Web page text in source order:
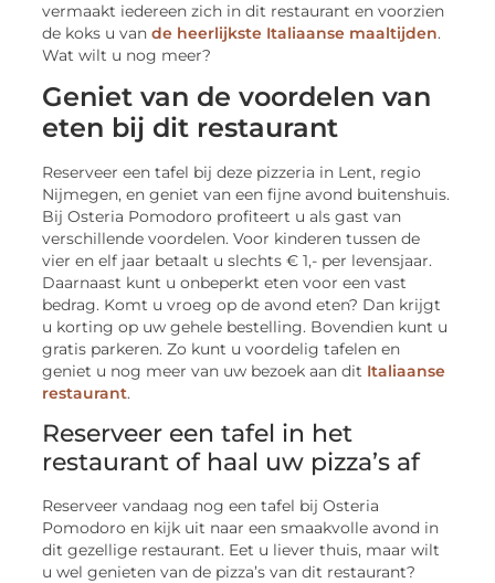
vermaakt iedereen zich in dit restaurant en voorzien
de koks u vande heerlijkste Italiaanse maaltijden.
Wat wilt u nog meer?
Geniet van de voordelen van
eten bij dit restaurant
Reserveer een tafel bij deze pizzeria in Lent, regio
Nijmegen, en geniet van een fijne avond buitenshuis.
Bij Osteria Pomodoro profiteert u als gast van
verschillende voordelen. Voor kinderen tussen de
vier en elf jaar betaalt u slechts € 1,- per levensjaar.
Daarnaast kunt u onbeperkt eten voor een vast
bedrag. Komt u vroeg op de avond eten? Dan krijgt
u korting op uw gehele bestelling. Bovendien kunt u
gratis parkeren. Zo kunt u voordelig tafelen en
geniet u nog meer van uw bezoek aan dit Italiaanse
restaurant.
Reserveer een tafel in het
restaurant of haal uw pizza’s af
Reserveer vandaag nog een tafel bij Osteria
Pomodoro en kijk uit naar een smaakvolle avond in
dit gezellige restaurant. Eet u liever thuis, maar wilt
u wel genieten van de pizza’s van dit restaurant?